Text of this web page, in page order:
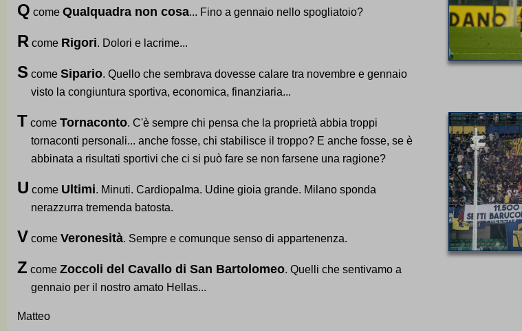
Q come Qualquadra non cosa... Fino a gennaio nello spogliatoio?
R come Rigori. Dolori e lacrime...
S come Sipario. Quello che sembrava dovesse calare tra novembre e gennaio
visto la congiuntura sportiva, economica, finanziaria...
T come Tornaconto. C'è sempre chi pensa che la proprietà abbia troppi
tornaconti personali... anche fosse, chi stabilisce il troppo? E anche fosse, se è
abbinata a risultati sportivi che ci si può fare se non farsene una ragione?
U come Ultimi. Minuti. Cardiopalma. Udine gioia grande. Milano sponda
nerazzurra tremenda batosta.
V come Veronesità. Sempre e comunque senso di appartenenza.
Z come Zoccoli del Cavallo di San Bartolomeo. Quelli che sentivamo a
gennaio per il nostro amato Hellas...
Matteo